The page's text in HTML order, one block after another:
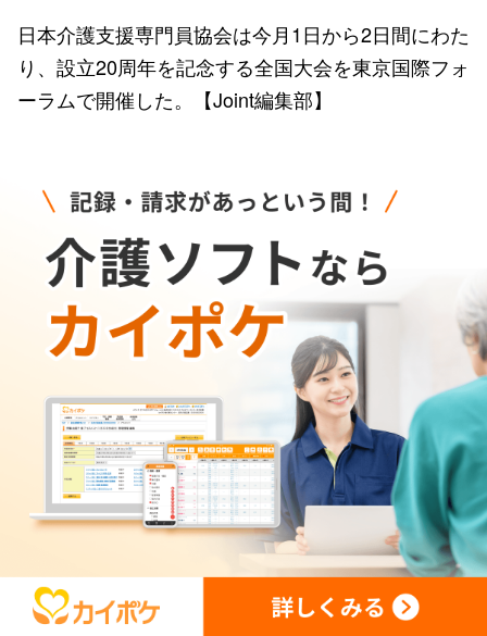
日本介護支援専門員協会は今月1日から2日間にわた
り、設立20周年を記念する全国大会を東京国際フォ
ーラムで開催した。【Joint編集部】